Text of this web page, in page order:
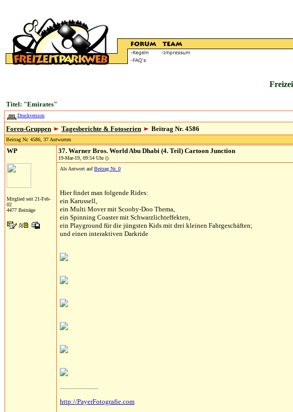
Titel: "Emirates"
Druckversion
Foren-Gruppen Tagesberichte & Fotoserien Beitrag Nr. 4586
Beitrag Nr. 4586, 37 Antworten
WP
Mitglied seit 21-Feb-
02
4477 Beiträge
37. Warner Bros. World Abu Dhabi (4. Teil) Cartoon Junction
19-Mar-19, 09:54 Uhr ()
Als Antwort aufBeitrag Nr. 0
Hier findet man folgende Rides:
ein Karussell,
ein Multi Mover mit Scooby-Doo Thema,
ein Spinning Coaster mit Schwarzlichteffekten,
ein Playground für die jüngsten Kids mit drei kleinen Fahrgeschäften;
und einen interaktiven Darkride
.........................
http://PayerFotografie.com